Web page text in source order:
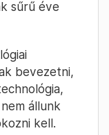
is
szerint mi
miközben
vegyenek